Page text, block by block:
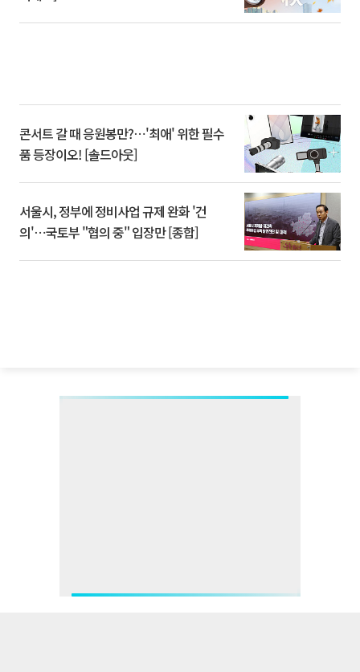
콘서트 갈 때 응원봉만?⋯'최애' 위한 필수
품 등장이오! [솔드아웃]
서울시, 정부에 정비사업 규제 완화 '건
의'⋯국토부 "협의 중" 입장만 [종합]